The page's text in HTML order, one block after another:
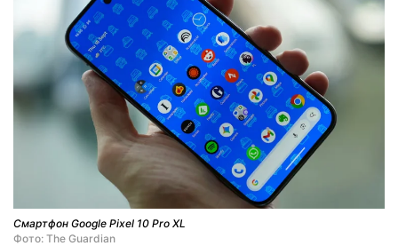
Смартфон Google Pixel 10 Pro XL
Фото: The Guardian